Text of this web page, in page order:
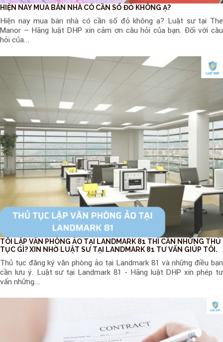
HIỆN NAY MUA BÁN NHÀ CÓ CẦN SỔ ĐỎ KHÔNG Ạ?
Hiện nay mua bán nhà có cần sổ đỏ không ạ? Luật sư tại The
Manor – Hãng luật DHP xin cảm ơn câu hỏi của bạn. Đối với câu
hỏi của...
TÔI LẬP VĂN PHÒNG ẢO TẠI LANDMARK 81 THÌ CẦN NHỮNG THỦ
TỤC GÌ? XIN NHỜ LUẬT SƯ TẠI LANDMARK 81 TƯ VẤN GIÚP TÔI.
Thủ tục đăng ký văn phòng ảo tại Landmark 81 và những điều bạn
cần lưu ý. Luật sư tại Landmark 81 - Hãng luật DHP xin phép tư
vấn những...